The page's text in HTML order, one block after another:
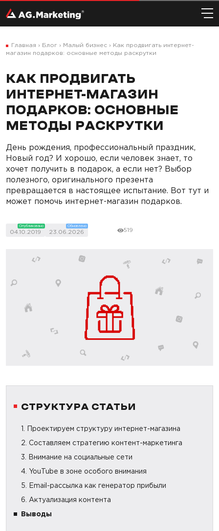
Главная › Блог › Малый бизнес › Как продвигать интернет-
магазин подарков: основные методы раскрутки
КАК ПРОДВИГАТЬ
ИНТЕРНЕТ-МАГАЗИН
ПОДАРКОВ: ОСНОВНЫЕ
МЕТОДЫ РАСКРУТКИ
День рождения, профессиональный праздник,
Новый год? И хорошо, если человек знает, то
хочет получить в подарок, а если нет? Выбор
полезного, оригинального презента
превращается в настоящее испытание. Вот тут и
может помочь интернет-магазин подарков.
04.10.2019
Опубликовано
23.06.2026
Обновлено
519
СТРУКТУРА СТАТЬИ
1. Проектируем структуру интернет-магазина
2. Составляем стратегию контент-маркетинга
3. Внимание на социальные сети
4. YouTube в зоне особого внимания
5. Email-рассылка как генератор прибыли
6. Актуализация контента
Выводы